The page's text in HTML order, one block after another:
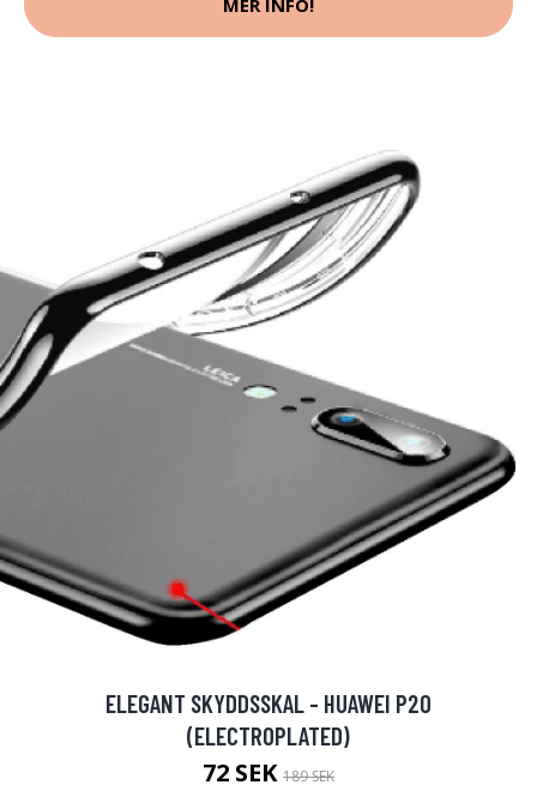
ELEGANT SKYDDSSKAL - HUAWEI P20
(ELECTROPLATED)
72 SEK 189 SEK